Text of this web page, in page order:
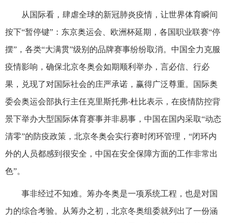
从国际看，肆虐全球的新冠肺炎疫情，让世界体育瞬间
按下“暂停键”：东京奥运会、欧洲杯延期，各国职业联赛“停
摆”，各类“大满贯”级别的品牌赛事纷纷取消。中国全力克服
疫情影响，确保北京冬奥会如期顺利举办，言必信、行必
果，兑现了对国际社会的庄严承诺，赢得广泛尊重。国际奥
委会奥运会部执行主任克里斯托弗·杜比表示，在疫情防控背
景下举办大型国际体育赛事并非易事，中国在国内采取“动态
清零”的防疫政策，北京冬奥会实行赛时闭环管理，“闭环内
外的人员都感到很安全，中国在安全保障方面的工作非常出
色”。
事非经过不知难。筹办冬奥是一项系统工程，也是对国
力的综合考验。从筹办之初，北京冬奥组委就列出了一份涵